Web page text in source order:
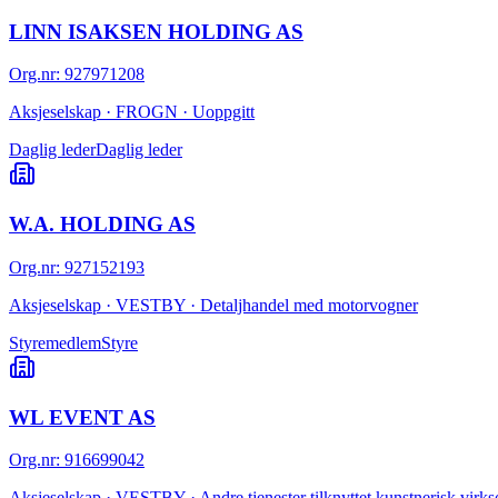
LINN ISAKSEN HOLDING AS
Org.nr: 927971208
Aksjeselskap · FROGN · Uoppgitt
Daglig lederDaglig leder
W.A. HOLDING AS
Org.nr: 927152193
Aksjeselskap · VESTBY · Detaljhandel med motorvogner
StyremedlemStyre
WL EVENT AS
Org.nr: 916699042